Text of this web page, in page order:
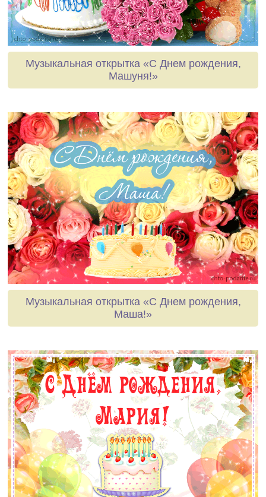
Музыкальная открытка «С Днем рождения,
Машуня!»
Музыкальная открытка «С Днем рождения,
Маша!»